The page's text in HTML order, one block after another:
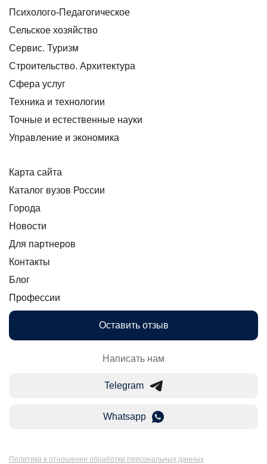
Психолого-Педагогическое
Сельское хозяйство
Сервис. Туризм
Строительство. Архитектура
Сфера услуг
Техника и технологии
Точные и естественные науки
Управление и экономика
Карта сайта
Каталог вузов России
Города
Новости
Для партнеров
Контакты
Блог
Профессии
Оставить отзыв
Написать нам
Telegram
Whatsapp
Политика в отношении обработки персональных данных